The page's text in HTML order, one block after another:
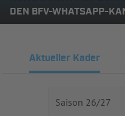
DEN BFV-WHATSAPP-
Aktueller Kader